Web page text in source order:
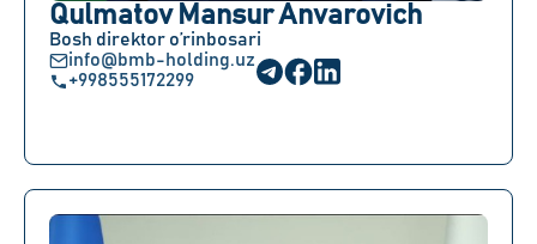
Qulmatov Mansur Anvarovich
Bosh direktor o’rinbosari
info@bmb-holding.uz
+998555172299